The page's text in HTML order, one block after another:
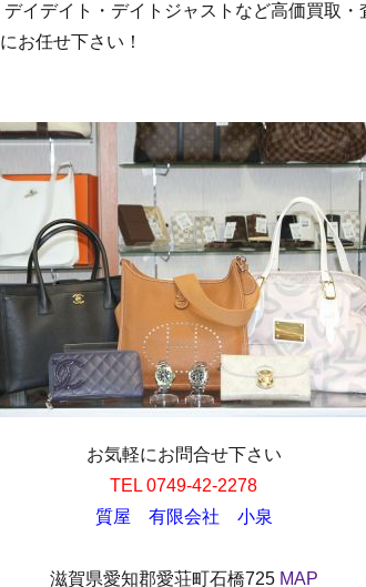
イデイト・デイトジャストなど高価買取・
お任せ下さい！
お気軽にお問合せ下さい
TEL 0749-42-2278
質屋 有限会社 小泉
滋賀県愛知郡愛荘町石橋725MAP